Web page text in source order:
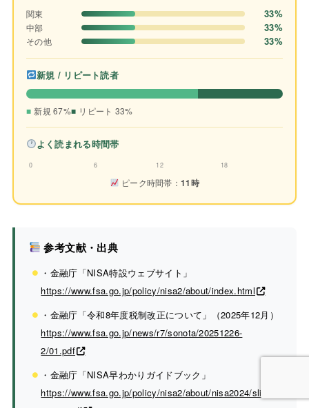
関東 33%
中部 33%
その他 33%
新規 / リピート読者
新規 67% リピート 33%
よく読まれる時間帯
0 6 12 18
ピーク時間帯：11時
参考文献・出典
・金融庁「NISA特設ウェブサイト」
https://www.fsa.go.jp/policy/nisa2/about/index.html
・金融庁「令和8年度税制改正について」（2025年12月）
https://www.fsa.go.jp/news/r7/sonota/20251226-
2/01.pdf
・金融庁「NISA早わかりガイドブック」
https://www.fsa.go.jp/policy/nisa2/about/nisa2024/slide_2